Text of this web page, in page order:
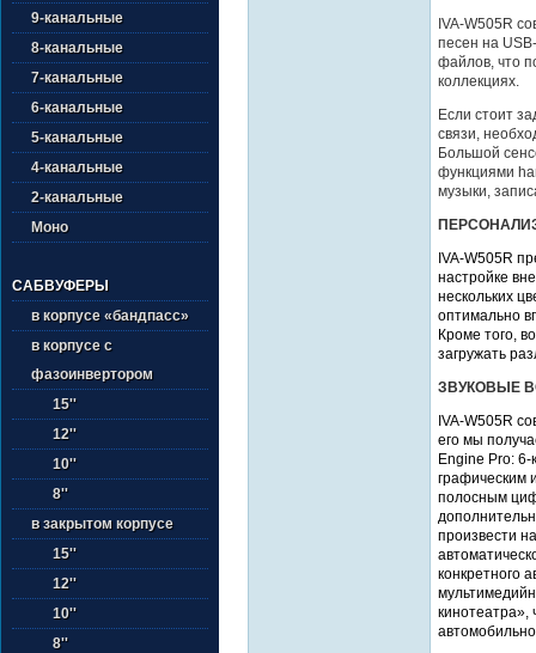
9-канальные
8-канальные
7-канальные
6-канальные
5-канальные
4-канальные
2-канальные
Моно
САБВУФЕРЫ
в корпусе «бандпасс»
в корпусе с
фазоинвертором
15''
12''
10''
8''
в закрытом корпусе
15''
12''
10''
8''
IVA-W505R
песен на
файлов, что
коллекциях.
Если стоит
связи,
Большой
функциями
музыки,
IVA-W505R
настройке
нескольких
оптимально
Кроме того,
загружать
ЗВУКОВЫЕ
IVA-W505R
его мы
Engine Pro:
графическим
полосным
произвести
конкретного
кинотеатра»,